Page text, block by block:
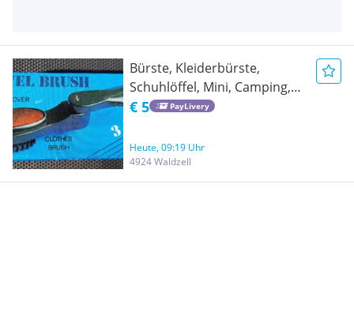
Bürste, Kleiderbürste,
Schuhlöffel, Mini, Camping,
Ferien, Freizeit,
€ 5 PayLivery
Heute, 09:19 Uhr
4924 Waldzell